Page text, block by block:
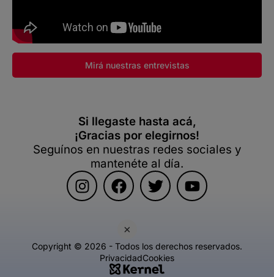
×
Mirá nuestras entrevistas
Si llegaste hasta acá,
¡Gracias por elegirnos!
Seguínos en nuestras redes sociales y
mantenéte al día.
Copyright © 2026 - Todos los derechos reservados.
PrivacidadCookies